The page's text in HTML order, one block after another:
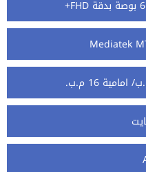
Mediatek